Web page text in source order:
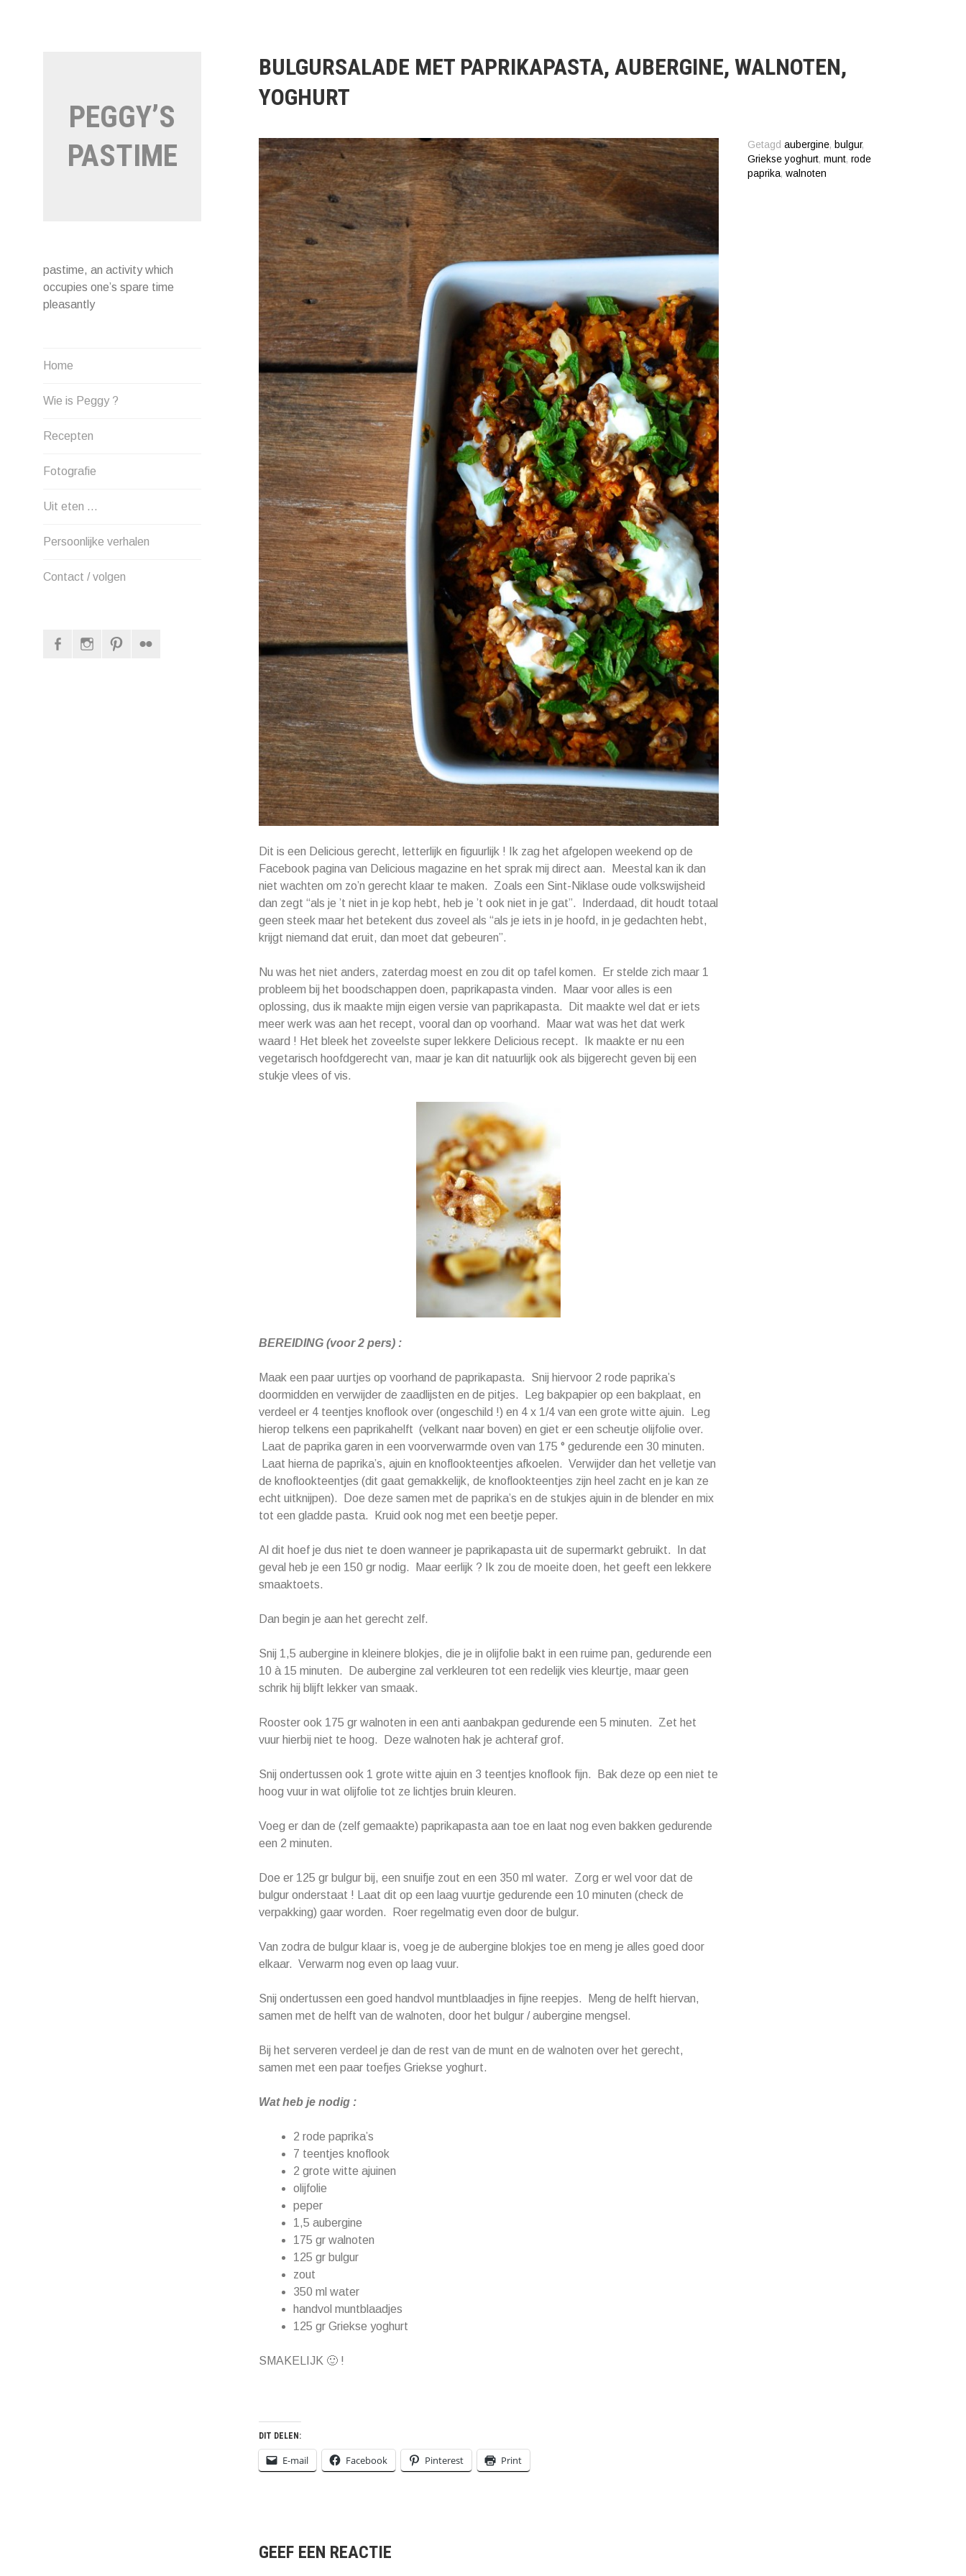
PEGGY’S
PASTIME
pastime, an activity which
occupies one’s spare time
pleasantly
Home
Wie is Peggy ?
Recepten
Fotografie
Uit eten …
Persoonlijke verhalen
Contact / volgen
FacebookInstagram
BULGURSALADE MET PAPRIKAPASTA, AUBERGINE, WALNOTEN,
YOGHURT
Dit is een Delicious gerecht, letterlijk en figuurlijk ! Ik zag het afgelopen weekend op de
Facebook pagina van Delicious magazine en het sprak mij direct aan. Meestal kan ik dan
niet wachten om zo’n gerecht klaar te maken. Zoals een Sint-Niklase oude volkswijsheid
dan zegt “als je ’t niet in je kop hebt, heb je ’t ook niet in je gat”. Inderdaad, dit houdt totaal
geen steek maar het betekent dus zoveel als “als je iets in je hoofd, in je gedachten hebt,
krijgt niemand dat eruit, dan moet dat gebeuren”.
Nu was het niet anders, zaterdag moest en zou dit op tafel komen. Er stelde zich maar 1
probleem bij het boodschappen doen, paprikapasta vinden. Maar voor alles is een
oplossing, dus ik maakte mijn eigen versie van paprikapasta. Dit maakte wel dat er iets
meer werk was aan het recept, vooral dan op voorhand. Maar wat was het dat werk
waard ! Het bleek het zoveelste super lekkere Delicious recept. Ik maakte er nu een
vegetarisch hoofdgerecht van, maar je kan dit natuurlijk ook als bijgerecht geven bij een
stukje vlees of vis.
BEREIDING (voor 2 pers) :
Maak een paar uurtjes op voorhand de paprikapasta. Snij hiervoor 2 rode paprika’s
doormidden en verwijder de zaadlijsten en de pitjes. Leg bakpapier op een bakplaat, en
verdeel er 4 teentjes knoflook over (ongeschild !) en 4 x 1/4 van een grote witte ajuin. Leg
hierop telkens een paprikahelft (velkant naar boven) en giet er een scheutje olijfolie over.
Laat de paprika garen in een voorverwarmde oven van 175 ° gedurende een 30 minuten.
Laat hierna de paprika’s, ajuin en knoflookteentjes afkoelen. Verwijder dan het velletje van
de knoflookteentjes (dit gaat gemakkelijk, de knoflookteentjes zijn heel zacht en je kan ze
echt uitknijpen). Doe deze samen met de paprika’s en de stukjes ajuin in de blender en mix
tot een gladde pasta. Kruid ook nog met een beetje peper.
Al dit hoef je dus niet te doen wanneer je paprikapasta uit de supermarkt gebruikt. In dat
geval heb je een 150 gr nodig. Maar eerlijk ? Ik zou de moeite doen, het geeft een lekkere
smaaktoets.
Dan begin je aan het gerecht zelf.
Snij 1,5 aubergine in kleinere blokjes, die je in olijfolie bakt in een ruime pan, gedurende een
10 à 15 minuten. De aubergine zal verkleuren tot een redelijk vies kleurtje, maar geen
schrik hij blijft lekker van smaak.
Rooster ook 175 gr walnoten in een anti aanbakpan gedurende een 5 minuten. Zet het
vuur hierbij niet te hoog. Deze walnoten hak je achteraf grof.
Snij ondertussen ook 1 grote witte ajuin en 3 teentjes knoflook fijn. Bak deze op een niet te
hoog vuur in wat olijfolie tot ze lichtjes bruin kleuren.
Voeg er dan de (zelf gemaakte) paprikapasta aan toe en laat nog even bakken gedurende
een 2 minuten.
Doe er 125 gr bulgur bij, een snuifje zout en een 350 ml water. Zorg er wel voor dat de
bulgur onderstaat ! Laat dit op een laag vuurtje gedurende een 10 minuten (check de
verpakking) gaar worden. Roer regelmatig even door de bulgur.
Van zodra de bulgur klaar is, voeg je de aubergine blokjes toe en meng je alles goed door
elkaar. Verwarm nog even op laag vuur.
Snij ondertussen een goed handvol muntblaadjes in fijne reepjes. Meng de helft hiervan,
samen met de helft van de walnoten, door het bulgur / aubergine mengsel.
Bij het serveren verdeel je dan de rest van de munt en de walnoten over het gerecht,
samen met een paar toefjes Griekse yoghurt.
Wat heb je nodig :
2 rode paprika’s
7 teentjes knoflook
2 grote witte ajuinen
olijfolie
peper
1,5 aubergine
175 gr walnoten
125 gr bulgur
zout
350 ml water
handvol muntblaadjes
125 gr Griekse yoghurt
SMAKELIJK 🙂 !
DIT DELEN:
E-mail Facebook Pinterest Print
Getagdaubergine, bulgur,
Griekse yoghurt,munt,rode
paprika,walnoten
GEEF EEN REACTIE